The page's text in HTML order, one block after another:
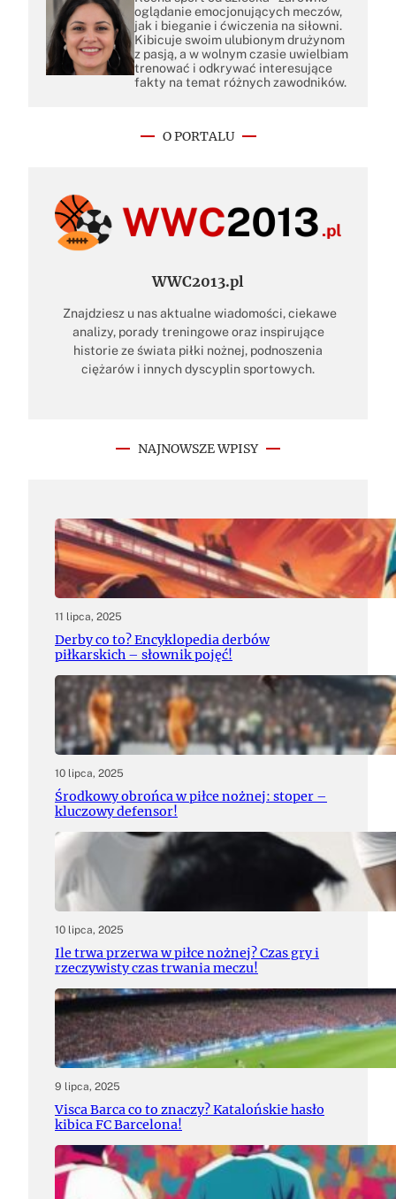
oglądanie emocjonujących meczów,
jak i bieganie i ćwiczenia na siłowni.
Kibicuje swoim ulubionym drużynom
z pasją, a w wolnym czasie uwielbiam
trenować i odkrywać interesujące
fakty na temat różnych zawodników.
O PORTALU
WWC2013.pl
Znajdziesz u nas aktualne wiadomości, ciekawe
analizy, porady treningowe oraz inspirujące
historie ze świata piłki nożnej, podnoszenia
ciężarów i innych dyscyplin sportowych.
NAJNOWSZE WPISY
11 lipca, 2025
Derby co to? Encyklopedia derbów
piłkarskich – słownik pojęć!
10 lipca, 2025
Środkowy obrońca w piłce nożnej: stoper –
kluczowy defensor!
10 lipca, 2025
Ile trwa przerwa w piłce nożnej? Czas gry i
rzeczywisty czas trwania meczu!
9 lipca, 2025
Visca Barca co to znaczy? Katalońskie hasło
kibica FC Barcelona!